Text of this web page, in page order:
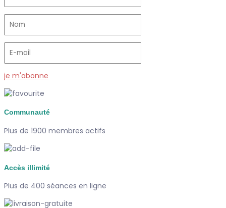
je m'abonne
Communauté
Plus de 1900 membres actifs
Accès illimité
Plus de 400 séances en ligne